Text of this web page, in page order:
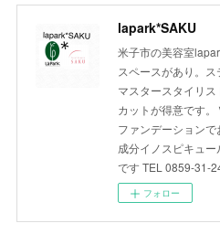
lapark*SAKU
米子市の美容室
スペースがあり。
マスタースタイリ
カットが得意です
ファンデーション
成分イノスピキュ
です TEL 0859-31-
フォロー